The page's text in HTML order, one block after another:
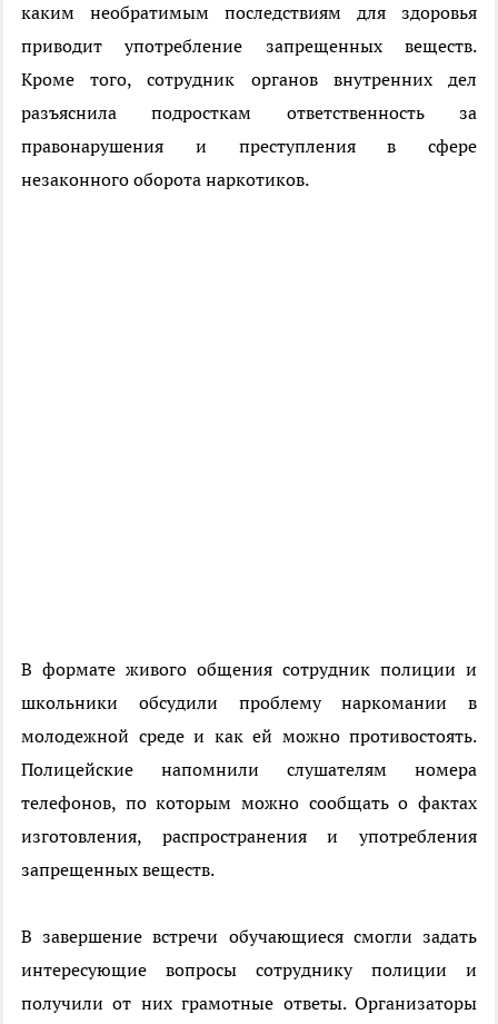
каким необратимым последствиям для здоровья
приводит употребление запрещенных веществ.
Кроме того, сотрудник органов внутренних дел
разъяснила подросткам ответственность за
правонарушения и преступления в сфере
незаконного оборота наркотиков.
В формате живого общения сотрудник полиции и
школьники обсудили проблему наркомании в
молодежной среде и как ей можно противостоять.
Полицейские напомнили слушателям номера
телефонов, по которым можно сообщать о фактах
изготовления, распространения и употребления
запрещенных веществ.
В завершение встречи обучающиеся смогли задать
интересующие вопросы сотруднику полиции и
получили от них грамотные ответы. Организаторы